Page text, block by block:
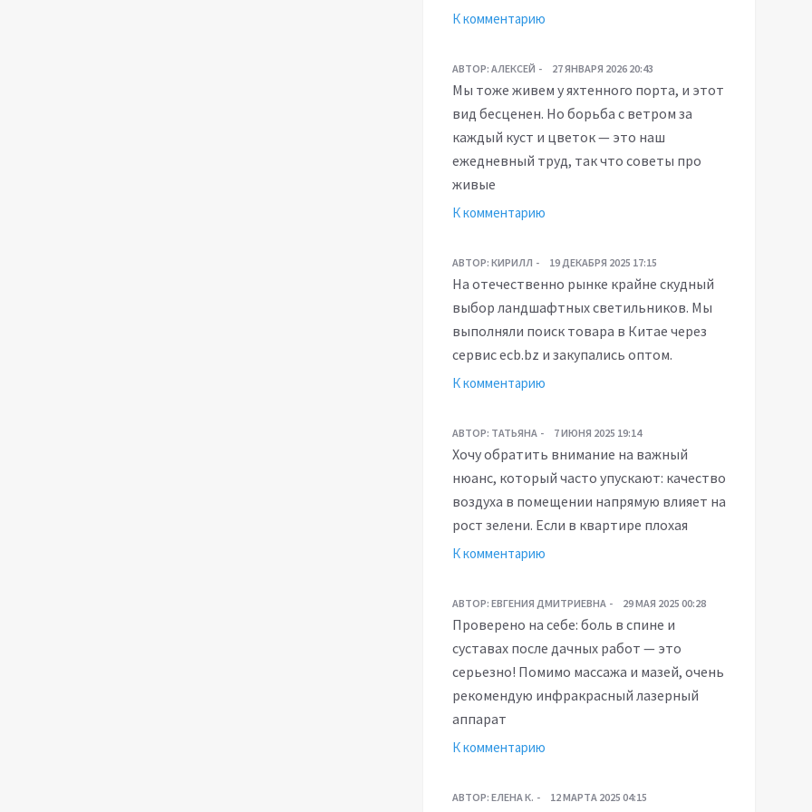
К комментарию
АВТОР: АЛЕКСЕЙ 27 ЯНВАРЯ 2026 20:43
Мы тоже живем у яхтенного порта, и этот
вид бесценен. Но борьба с ветром за
каждый куст и цветок — это наш
ежедневный труд, так что советы про
живые
К комментарию
АВТОР: КИРИЛЛ 19 ДЕКАБРЯ 2025 17:15
На отечественно рынке крайне скудный
выбор ландшафтных светильников. Мы
выполняли поиск товара в Китае через
сервис ecb.bz и закупались оптом.
К комментарию
АВТОР: ТАТЬЯНА 7 ИЮНЯ 2025 19:14
Хочу обратить внимание на важный
нюанс, который часто упускают: качество
воздуха в помещении напрямую влияет на
рост зелени. Если в квартире плохая
К комментарию
АВТОР: ЕВГЕНИЯ ДМИТРИЕВНА 29 МАЯ 2025 00:28
Проверено на себе: боль в спине и
суставах после дачных работ — это
серьезно! Помимо массажа и мазей, очень
рекомендую инфракрасный лазерный
аппарат
К комментарию
АВТОР: ЕЛЕНА К. 12 МАРТА 2025 04:15